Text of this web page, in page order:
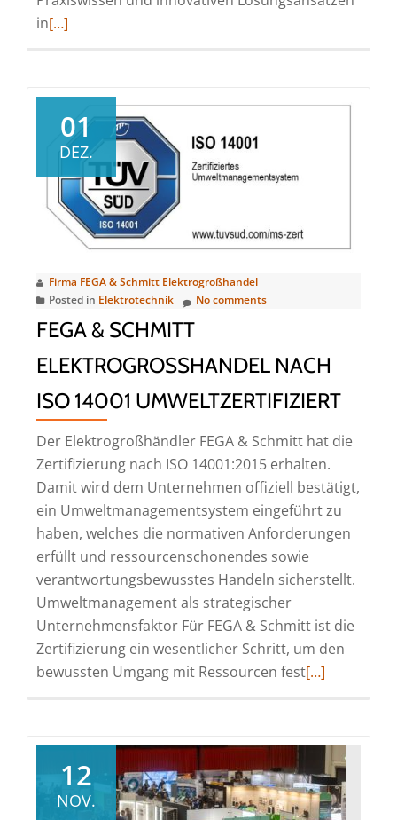
inRead
Kompetenztag
2026:
Zukunft
Fuhrpark
&
Ladeinfrastruktur
[…]
01
DEZ.
Firma FEGA & Schmitt Elektrogroßhandel
Posted in Elektrotechnik No comments
FEGA & SCHMITT
ELEKTROGROSSHANDEL NACH I
SO 14001 UMWELTZERTIFIZIERT
Der Elektrogroßhändler FEGA & Schmitt hat die
Zertifizierung nach ISO 14001:2015 erhalten.
Damit wird dem Unternehmen offiziell bestätigt,
ein Umweltmanagementsystem eingeführt zu
haben, welches die normativen Anforderungen
erfüllt und ressourcenschonendes sowie
verantwortungsbewusstes Handeln sicherstellt.
Umweltmanagement als strategischer
Unternehmensfaktor Für FEGA & Schmitt ist die
Zertifizierung ein wesentlicher Schritt, um den
bewussten Umgang mit Ressourcen festRead
Schmitt
[…]
12
NOV.